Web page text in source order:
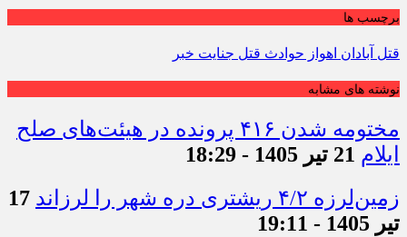
برچسب ها
قتل آبادان اهواز حوادث قتل جنایت خبر
نوشته های مشابه
مختومه شدن ۴۱۶ پرونده در هیئت‌های صلح
ایلام 21 تیر 1405 - 18:29
زمین‌لرزه ۴/۲ ریشتری دره شهر را لرزاند
17
تیر 1405 - 19:11